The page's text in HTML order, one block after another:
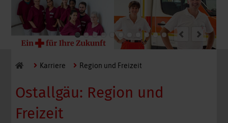
Karriere Region und Freizeit
Ostallgäu: Region und
Freizeit